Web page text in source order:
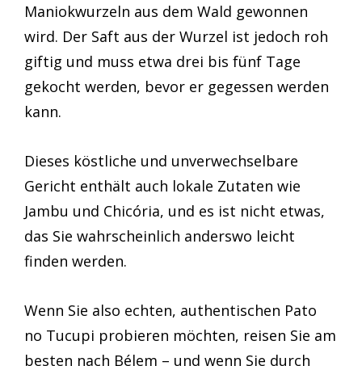
Maniokwurzeln aus dem Wald gewonnen
wird. Der Saft aus der Wurzel ist jedoch roh
giftig und muss etwa drei bis fünf Tage
gekocht werden, bevor er gegessen werden
kann.
Dieses köstliche und unverwechselbare
Gericht enthält auch lokale Zutaten wie
Jambu und Chicória, und es ist nicht etwas,
das Sie wahrscheinlich anderswo leicht
finden werden.
Wenn Sie also echten, authentischen Pato
no Tucupi probieren möchten, reisen Sie am
besten nach Bélem – und wenn Sie durch